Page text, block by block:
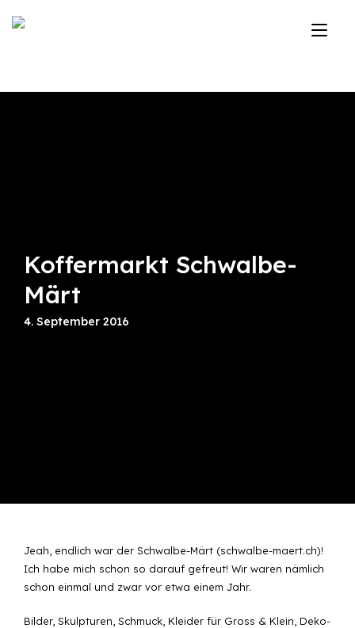
Inhalt
Koffermarkt Schwalbe-
Märt
4. September 2016
Jeah, endlich war der Schwalbe-Märt (schwalbe-maert.ch)!
Ich habe mich schon so darauf gefreut! Wir waren nämlich
schon einmal und zwar vor etwa einem Jahr.
Bilder, Skulpturen, Schmuck, Kleider für Gross & Klein, Deko-